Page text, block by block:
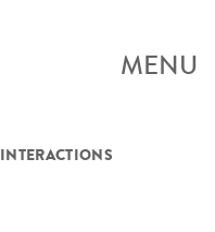
MENU
INTERACTIONS